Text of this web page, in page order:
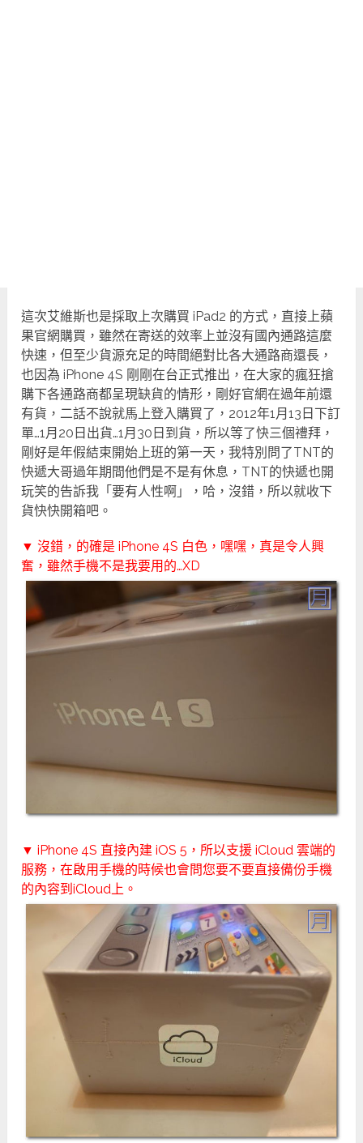
這次艾維斯也是採取上次購買 iPad2 的方式，直接上蘋
果官網購買，雖然在寄送的效率上並沒有國內通路這麼
快速，但至少貨源充足的時間絕對比各大通路商還長，
也因為 iPhone 4S 剛剛在台正式推出，在大家的瘋狂搶
購下各通路商都呈現缺貨的情形，剛好官網在過年前還
有貨，二話不說就馬上登入購買了，2012年1月13日下訂
單…1月20日出貨…1月30日到貨，所以等了快三個禮拜，
剛好是年假結束開始上班的第一天，我特別問了TNT的
快遞大哥過年期間他們是不是有休息，TNT的快遞也開
玩笑的告訴我「要有人性啊」，哈，沒錯，所以就收下
貨快快開箱吧。
▼ 沒錯，的確是 iPhone 4S 白色，嘿嘿，真是令人興
奮，雖然手機不是我要用的…XD
▼ iPhone 4S 直接內建 iOS 5，所以支援 iCloud 雲端的
服務，在啟用手機的時候也會問您要不要直接備份手機
的內容到iCloud上。